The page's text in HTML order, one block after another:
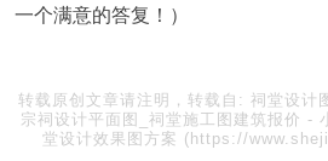
一个满意的答复！）
转载原创文章请注明，转载自: 祠堂设计
宗祠设计平面图_祠堂施工图建筑报价 -
堂设计效果图方案 (https://